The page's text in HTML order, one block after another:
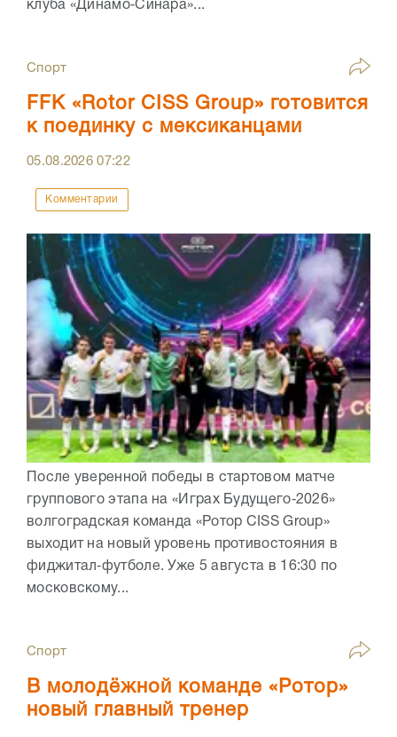
клуба «Динамо‑Синара»...
Спорт
FFK «Rotor CISS Group» готовится
к поединку с мексиканцами
05.08.202607:22
Комментарии
После уверенной победы в стартовом матче
группового этапа на «Играх Будущего‑2026»
волгоградская команда «Ротор CISS Group»
выходит на новый уровень противостояния в
фиджитал‑футболе. Уже 5 августа в 16:30 по
московскому...
Спорт
В молодёжной команде «Ротор»
новый главный тренер